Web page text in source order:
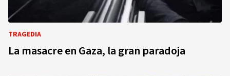
TRAGEDIA
La masacre en Gaza, la gran paradoja